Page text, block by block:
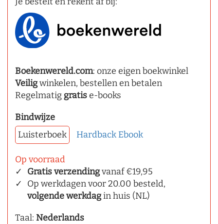
Boekenwereld.com: onze eigen boekwinkel
Veiligwinkelen, bestellen en betalen
Regelmatig gratise-books
Bindwijze
Luisterboek
Hardback Ebook
Op voorraad
Gratis verzendingvanaf €19,95
Op werkdagen voor 20.00 besteld,
volgende werkdagin huis (NL)
Taal: Nederlands